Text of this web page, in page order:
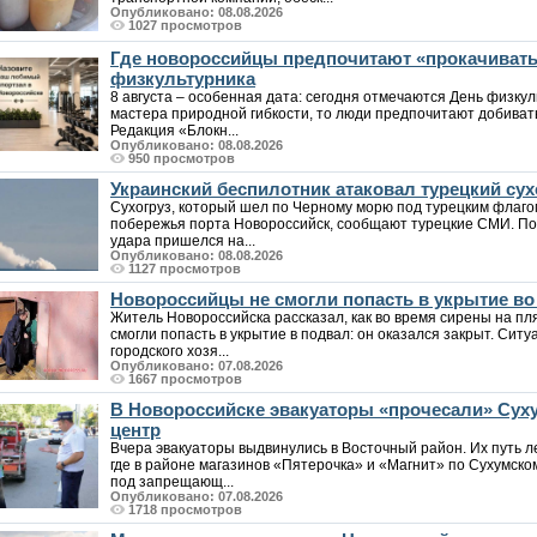
Опубликовано: 08.08.2026
1027 просмотров
Где новороссийцы предпочитают
физкультурника
8 августа – особенная дата: сегодня отмечаются День
мастера природной гибкости, то люди предпочитают
Редакция «Блокн...
Опубликовано: 08.08.2026
950 просмотров
Украинский беспилотник атаковал турецкий
Сухогруз, который шел по Черному морю под турецким
побережья порта Новороссийск, сообщают турецкие СМИ.
удара пришелся на...
Опубликовано: 08.08.2026
1127 просмотров
Новороссийцы не смогли попасть в укрытие
Житель Новороссийска рассказал, как во время сирены на
смогли попасть в укрытие в подвал: он оказался закрыт.
городского хозя...
Опубликовано: 07.08.2026
1667 просмотров
В Новороссийске эвакуаторы «прочесали»
центр
Вчера эвакуаторы выдвинулись в Восточный район. Их путь
где в районе магазинов «Пятерочка» и «Магнит» по
под запрещающ...
Опубликовано: 07.08.2026
1718 просмотров